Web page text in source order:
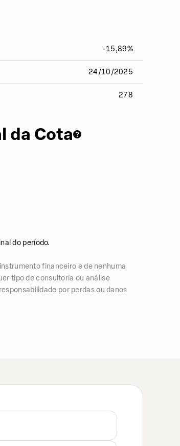
-15,89%
24/10/2025
278
da Cota
do período.
financeiro e de nenhuma
tipo de consultoria ou análise
por perdas ou danos